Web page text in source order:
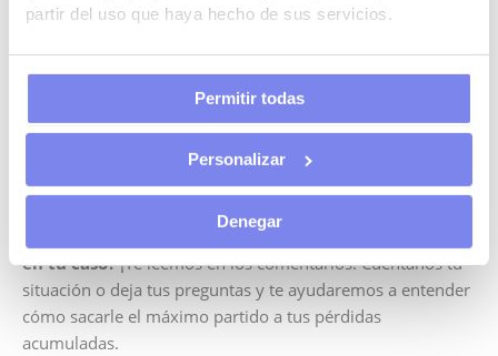
partir del uso que haya hecho de sus servicios.
Permitir todas
Personalizar
Denegar
Conclusiones
Impuesto de Sociedades es una herramienta muy valiosa
optimizar la tributación de tu empresa
Conociendo bien los límites y requisitos, podrás reducir tus
pagos a Hacienda y mejorar la salud financiera de tu
negocio.
¿Tienes dudas sobre cómo aplicar la compensación
en tu caso?¡Te leemos en los comentarios! Cuéntanos tu
situación o deja tus preguntas y te ayudaremos a entender
cómo sacarle el máximo partido a tus pérdidas
acumuladas.